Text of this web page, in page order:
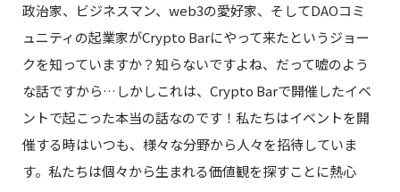
政治家、ビジネスマン、web3の愛好家、そしてDAOコミ
ュニティの起業家がCrypto Barにやって来たというジョー
クを知っていますか？知らないですよね、だって嘘のよう
な話ですから…しかしこれは、Crypto Barで開催したイベ
ントで起こった本当の話なのです！私たちはイベントを開
催する時はいつも、様々な分野から人々を招待していま
す。私たちは個々から生まれる価値観を探すことに熱心